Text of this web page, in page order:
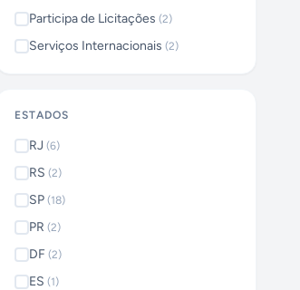
Participa de Licitações (2)
Serviços Internacionais (2)
ESTADOS
RJ (6)
RS (2)
SP (18)
PR (2)
DF (2)
ES (1)